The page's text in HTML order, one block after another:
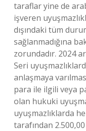
taraflar yine de
işveren
dışındaki tüm
sağlanmadığına
zorundadır. 2024
Seri
anlaşmaya
para ile ilgili veya
olan hukuki
uyuşmazlıklarda
tarafından